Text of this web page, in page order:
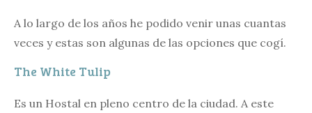
A lo largo de los años he podido venir unas cuantas
veces y estas son algunas de las opciones que cogí.
The White Tulip
Es un Hostal en pleno centro de la ciudad. A este